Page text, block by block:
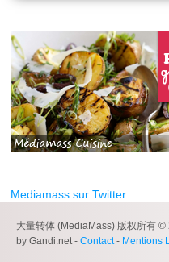
Mediamass sur Twitter
大量转体 (MediaMass) 版权所有
by Gandi.net - Contact- Mentions